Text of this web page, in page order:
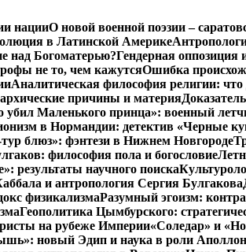
нацииО новой военной поэзии –
в Латинской Америке
над Богоматерью?Гендерная оппозиция
не то, чем кажутсяОшибка
Аналитическая философия религии: что
причины и материя
убил Маленького принца»: военный
в Нормандии: детектив «Черные
блюз»: фэнтези в Нижнем Новгороде
философия пола и богословие
результаты научного поиска
и антропология Сергия Булгакова
физикализмаРазумный эгоизм:
Геополитика Цымбурского:
на рубеже Империи«Соледар» и
новый Эдип и наука в роли